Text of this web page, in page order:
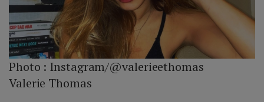
Photo : Instagram/@valerieethomas
Valerie Thomas